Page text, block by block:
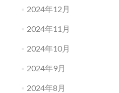
2024年12月
2024年11月
2024年10月
2024年9月
2024年8月